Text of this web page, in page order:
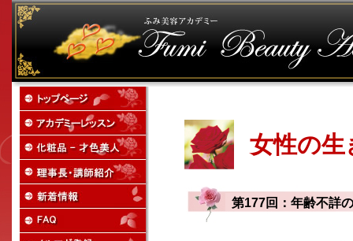
女性の
第177回：年齢不詳